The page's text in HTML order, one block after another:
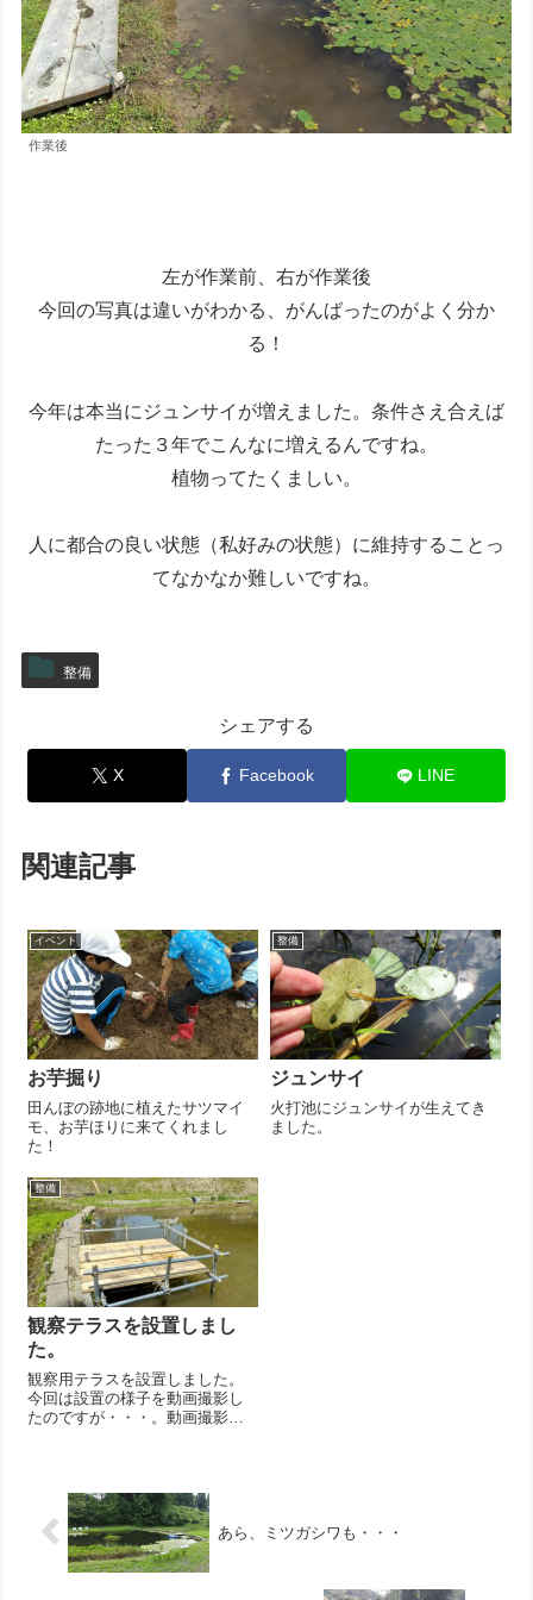
作業後
左が作業前、右が作業後
今回の写真は違いがわかる、がんばったのがよく分か
る！
今年は本当にジュンサイが増えました。条件さえ合えば
たった３年でこんなに増えるんですね。
植物ってたくましい。
人に都合の良い状態（私好みの状態）に維持することっ
てなかなか難しいですね。
整備
シェアする
X Facebook LINE
関連記事
イベント
お芋掘り
田んぼの跡地に植えたサツマイ
モ、お芋ほりに来てくれまし
た！
整備
ジュンサイ
火打池にジュンサイが生えてき
ました。
整備
観察テラスを設置しまし
た。
観察用テラスを設置しました。
今回は設置の様子を動画撮影し
たのですが・・・。動画撮影の
あら、ミツガシワも・・・